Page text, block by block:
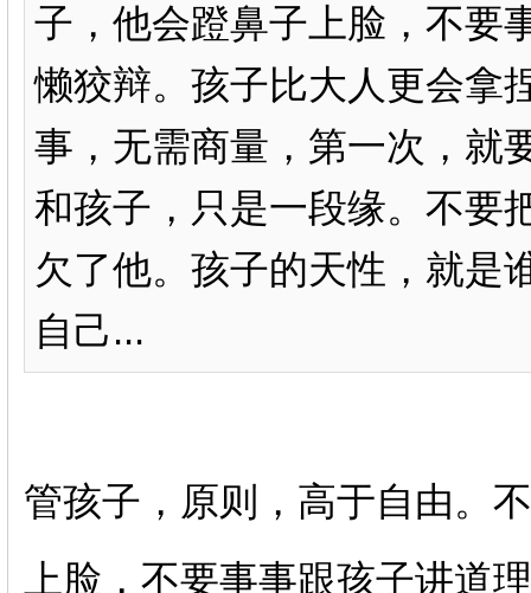
子，他会蹬鼻子上脸，不要
懒狡辩。孩子比大人更会拿
事，无需商量，第一次，就
和孩子，只是一段缘。不要
欠了他。孩子的天性，就是
自己...
管孩子，原则，高于自由。
上脸，不要事事跟孩子讲道